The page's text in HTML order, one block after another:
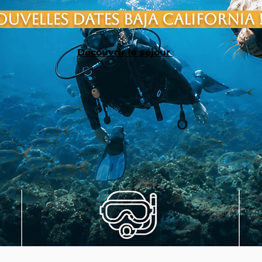
dates BAJA CALIFORNIA
Découvrir le séjour